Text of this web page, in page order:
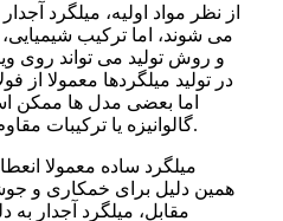
از نظر مواد اولیه، میلگرد
می شوند، اما ترکیب
و روش تولید می تواند روی
در تولید میلگردها معمولا از
اما بعضی مدل ها ممکن
گالوانیزه یا ترکیبات مقاوم تر در برابر خوردگی باشند.
میلگرد ساده معمولا
همین دلیل برای خمکاری و
مقابل، میلگرد آجدار به